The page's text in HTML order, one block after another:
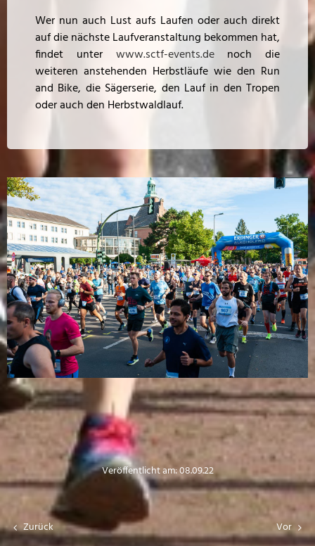
Wer nun auch Lust aufs Laufen oder auch direkt
auf die nächste Laufveranstaltung bekommen hat,
findet unter www.sctf-events.denoch die
weiteren anstehenden Herbstläufe wie den Run
and Bike, die Sägerserie, den Lauf in den Tropen
oder auch den Herbstwaldlauf.
Veröffentlicht am: 08.09.22
Zurück Vor